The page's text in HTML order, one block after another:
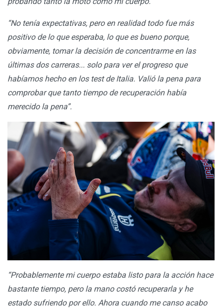
“No tenía expectativas, pero en realidad todo fue más
positivo de lo que esperaba, lo que es bueno porque,
obviamente, tomar la decisión de concentrarme en las
últimas dos carreras... solo para ver el progreso que
habíamos hecho en los test de Italia. Valió la pena para
comprobar que tanto tiempo de recuperación había
merecido la pena”.
“Probablemente mi cuerpo estaba listo para la acción hace
bastante tiempo, pero la mano costó recuperarla y he
estado sufriendo por ello. Ahora cuando me canso acabo